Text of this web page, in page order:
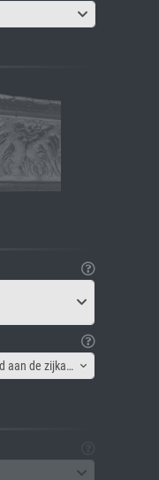
Canvas lijst - Afbeelding gespiegeld aan de zijkant